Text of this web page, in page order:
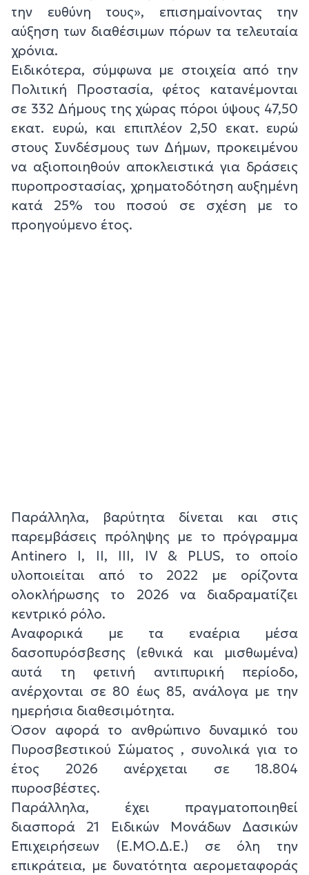
την ευθύνη τους», επισημαίνοντας την
αύξηση των διαθέσιμων πόρων τα τελευταία
χρόνια.
Ειδικότερα, σύμφωνα με στοιχεία από την
Πολιτική Προστασία, φέτος κατανέμονται
σε 332 Δήμους της χώρας πόροι ύψους 47,50
εκατ. ευρώ, και επιπλέον 2,50 εκατ. ευρώ
στους Συνδέσμους των Δήμων, προκειμένου
να αξιοποιηθούν αποκλειστικά για δράσεις
πυροπροστασίας, χρηματοδότηση αυξημένη
κατά 25% του ποσού σε σχέση με το
προηγούμενο έτος.
Παράλληλα, βαρύτητα δίνεται και στις
παρεμβάσεις πρόληψης με το πρόγραμμα
Antinero Ι, ΙΙ, ΙΙΙ, IV & PLUS, το οποίο
υλοποιείται από το 2022 με ορίζοντα
ολοκλήρωσης το 2026 να διαδραματίζει
κεντρικό ρόλο.
Αναφορικά με τα εναέρια μέσα
δασοπυρόσβεσης (εθνικά και μισθωμένα)
αυτά τη φετινή αντιπυρική περίοδο,
ανέρχονται σε 80 έως 85, ανάλογα με την
ημερήσια διαθεσιμότητα.
Όσον αφορά το ανθρώπινο δυναμικό του
Πυροσβεστικού Σώματος , συνολικά για το
έτος 2026 ανέρχεται σε 18.804
πυροσβέστες.
Παράλληλα, έχει πραγματοποιηθεί
διασπορά 21 Ειδικών Μονάδων Δασικών
Επιχειρήσεων (Ε.ΜΟ.Δ.Ε.) σε όλη την
επικράτεια, με δυνατότητα αερομεταφοράς